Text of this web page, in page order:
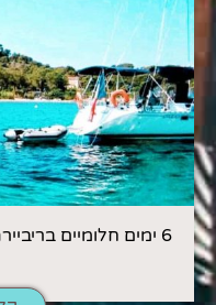
6 ימים חלומיים